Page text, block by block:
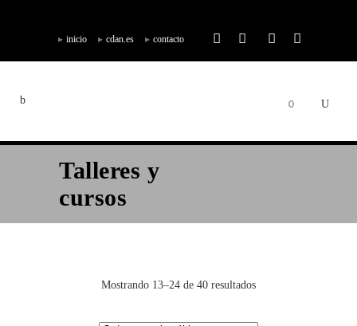
inicio cdan.es contacto
0
Talleres y
cursos
Mostrando 13–24 de 40 resultados